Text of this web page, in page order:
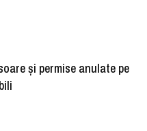
și permise anulate pe